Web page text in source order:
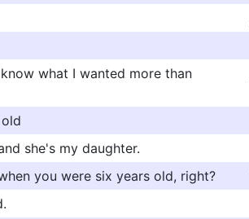
what I wanted more than
she's my daughter.
you were six years old, right?